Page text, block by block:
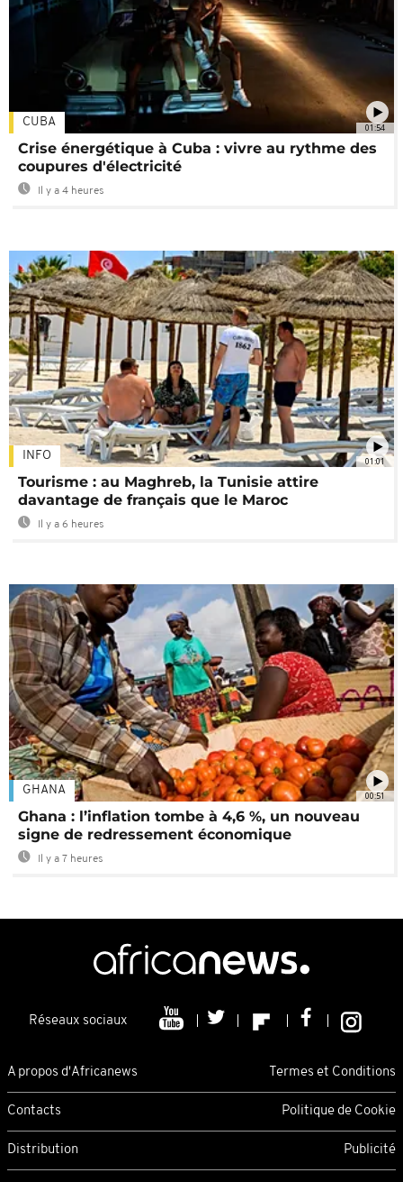
01:54
CUBA
Crise énergétique à Cuba : vivre au rythme des
coupures d'électricité
Il y a 4 heures
01:01
INFO
Tourisme : au Maghreb, la Tunisie attire
davantage de français que le Maroc
Il y a 6 heures
00:51
GHANA
Ghana : l’inflation tombe à 4,6 %, un nouveau
signe de redressement économique
Il y a 7 heures
Réseaux sociaux
A propos d'Africanews Termes et Conditions
Contacts Politique de Cookie
Distribution Publicité